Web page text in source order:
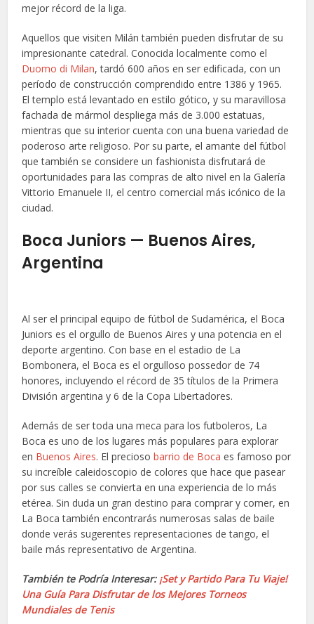
mejor récord de la liga.
Aquellos que visiten Milán también pueden disfrutar de su
impresionante catedral. Conocida localmente como el
Duomo di Milan, tardó 600 años en ser edificada, con un
período de construcción comprendido entre 1386 y 1965.
El templo está levantado en estilo gótico, y su maravillosa
fachada de mármol despliega más de 3.000 estatuas,
mientras que su interior cuenta con una buena variedad de
poderoso arte religioso. Por su parte, el amante del fútbol
que también se considere un fashionista disfrutará de
oportunidades para las compras de alto nivel en la Galería
Vittorio Emanuele II, el centro comercial más icónico de la
ciudad.
Boca Juniors — Buenos Aires,
Argentina
Al ser el principal equipo de fútbol de Sudamérica, el Boca
Juniors es el orgullo de Buenos Aires y una potencia en el
deporte argentino. Con base en el estadio de La
Bombonera, el Boca es el orgulloso possedor de 74
honores, incluyendo el récord de 35 títulos de la Primera
División argentina y 6 de la Copa Libertadores.
Además de ser toda una meca para los futboleros, La
Boca es uno de los lugares más populares para explorar
en Buenos Aires. El preciosobarrio de Boca es famoso por
su increíble caleidoscopio de colores que hace que pasear
por sus calles se convierta en una experiencia de lo más
etérea. Sin duda un gran destino para comprar y comer, en
La Boca también encontrarás numerosas salas de baile
donde verás sugerentes representaciones de tango, el
baile más representativo de Argentina.
También te Podría Interesar: ¡Set y Partido Para Tu Viaje!
Una Guía Para Disfrutar de los Mejores Torneos
Mundiales de Tenis